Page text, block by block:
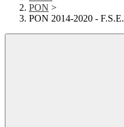
PON >
PON 2014-2020 - F.S.E.